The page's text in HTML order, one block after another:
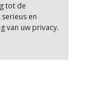
tot de
en
van uw privacy.